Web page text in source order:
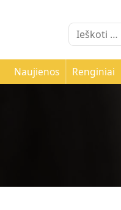
Ieškoti:
Naujienos Renginiai